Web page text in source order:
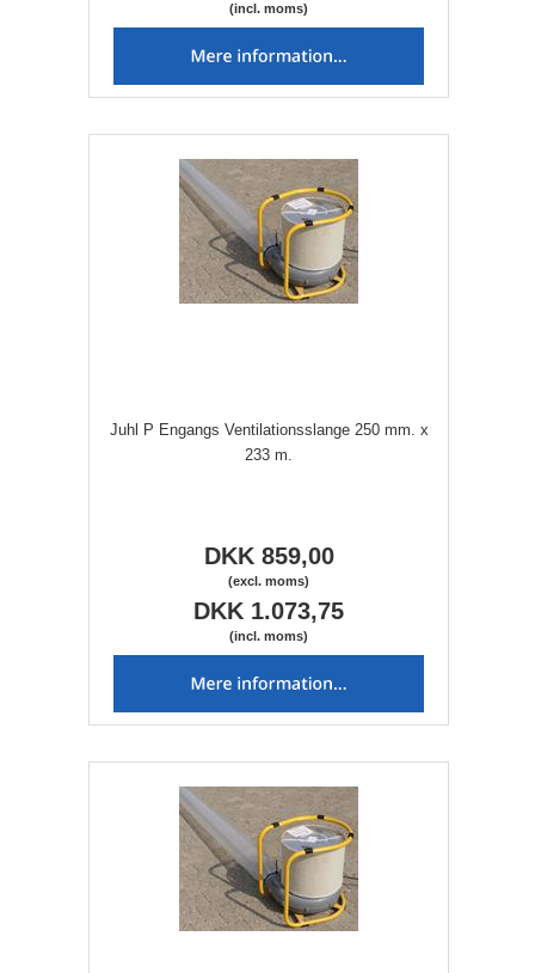
(incl. moms)
Juhl P Engangs Ventilationsslange 250 mm. x
233 m.
DKK 859,00
(excl. moms)
DKK 1.073,75
(incl. moms)